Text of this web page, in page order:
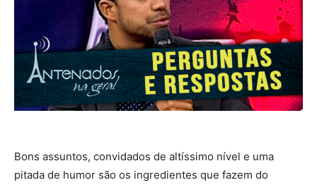
Bons assuntos, convidados de altíssimo nível e uma
pitada de humor são os ingredientes que fazem do